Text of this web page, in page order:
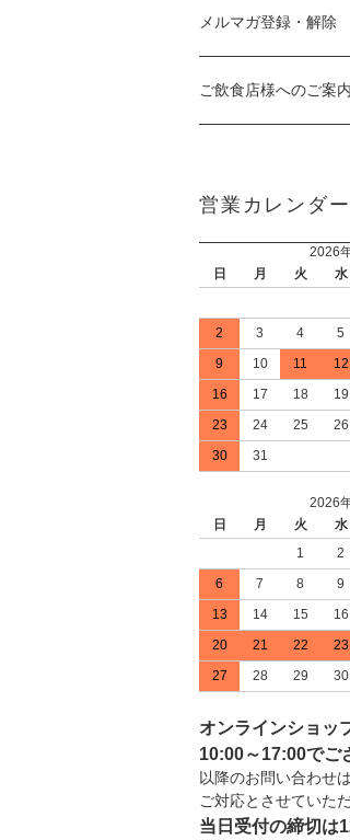
メルマガ登録・解除
ご飲食店様へのご案内
営業カレンダー
2026
日
月 火 水
2
3 4 5
9
10 11 12
16
17 18 19
23
24 25 26
30
31
2026
日
月 火 水
1
2
6
7 8 9
13
14 15 16
20
21 22 23
27
28 29 30
オンラインショッ
10:00～17:00でご
以降のお問い合わせ
ご対応とさせていた
当日受付の締切は